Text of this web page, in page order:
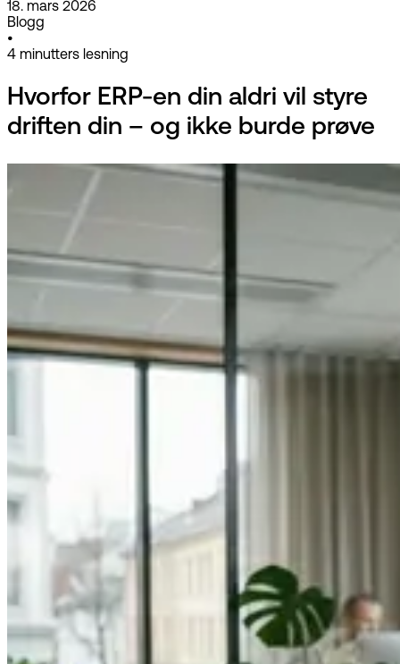
18. mars 2026
Blogg
•
4 minutters lesning
Hvorfor ERP-en din aldri vil styre
driften din – og ikke burde prøve